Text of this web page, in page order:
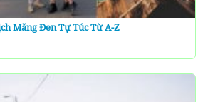
Măng Đen Tự Túc Từ A-Z